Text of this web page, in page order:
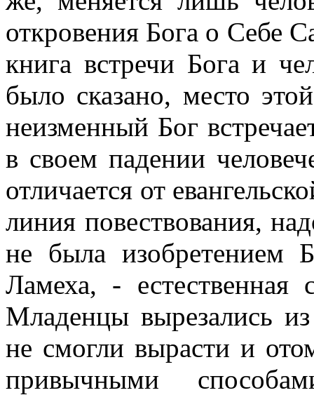
откровения Бога о Себе
книга встречи Бога и
было сказано, место
неизменный Бог
в своем падении
отличается от
линия повествования,
не была изобретением
Ламеха, - естественная
Младенцы вырезались
не смогли вырасти и
привычными